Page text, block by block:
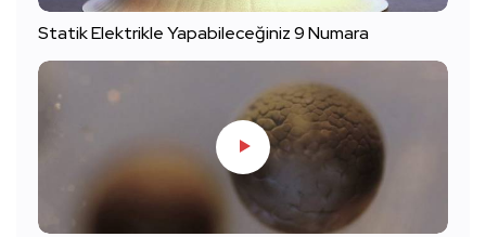
Statik Elektrikle Yapabileceğiniz 9 Numara